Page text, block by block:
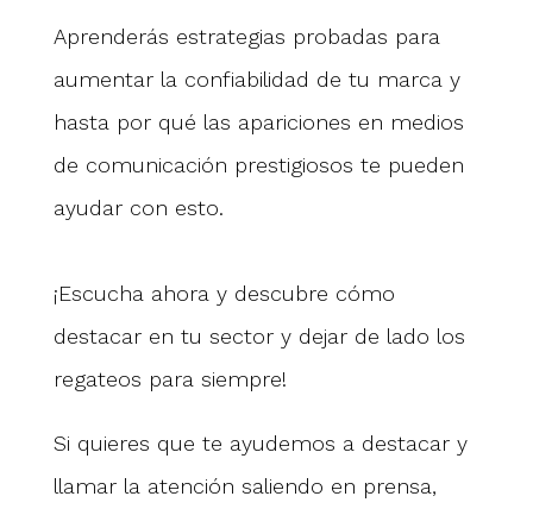
Aprenderás estrategias probadas para
aumentar la confiabilidad de tu marca y
hasta por qué las apariciones en medios
de comunicación prestigiosos te pueden
ayudar con esto.
¡Escucha ahora y descubre cómo
destacar en tu sector y dejar de lado los
regateos para siempre!
Si quieres que te ayudemos a destacar y
llamar la atención saliendo en prensa,